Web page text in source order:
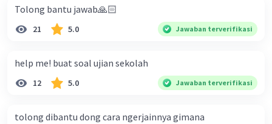
Tolong bantu jawab🙏🏻
21 5.0 Jawaban terverifikasi
help me! buat soal ujian sekolah
12 5.0 Jawaban terverifikasi
tolong dibantu dong cara ngerjainnya gimana